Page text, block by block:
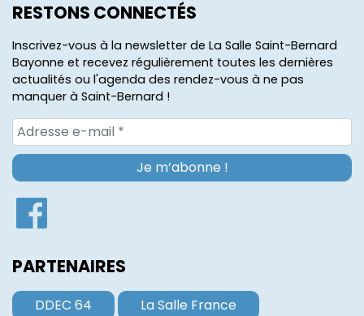
RESTONS CONNECTÉS
Inscrivez-vous à la newsletter de La Salle Saint-Bernard
Bayonne et recevez régulièrement toutes les dernières
actualités ou l'agenda des rendez-vous à ne pas
manquer à Saint-Bernard !
PARTENAIRES
DDEC 64 La Salle France